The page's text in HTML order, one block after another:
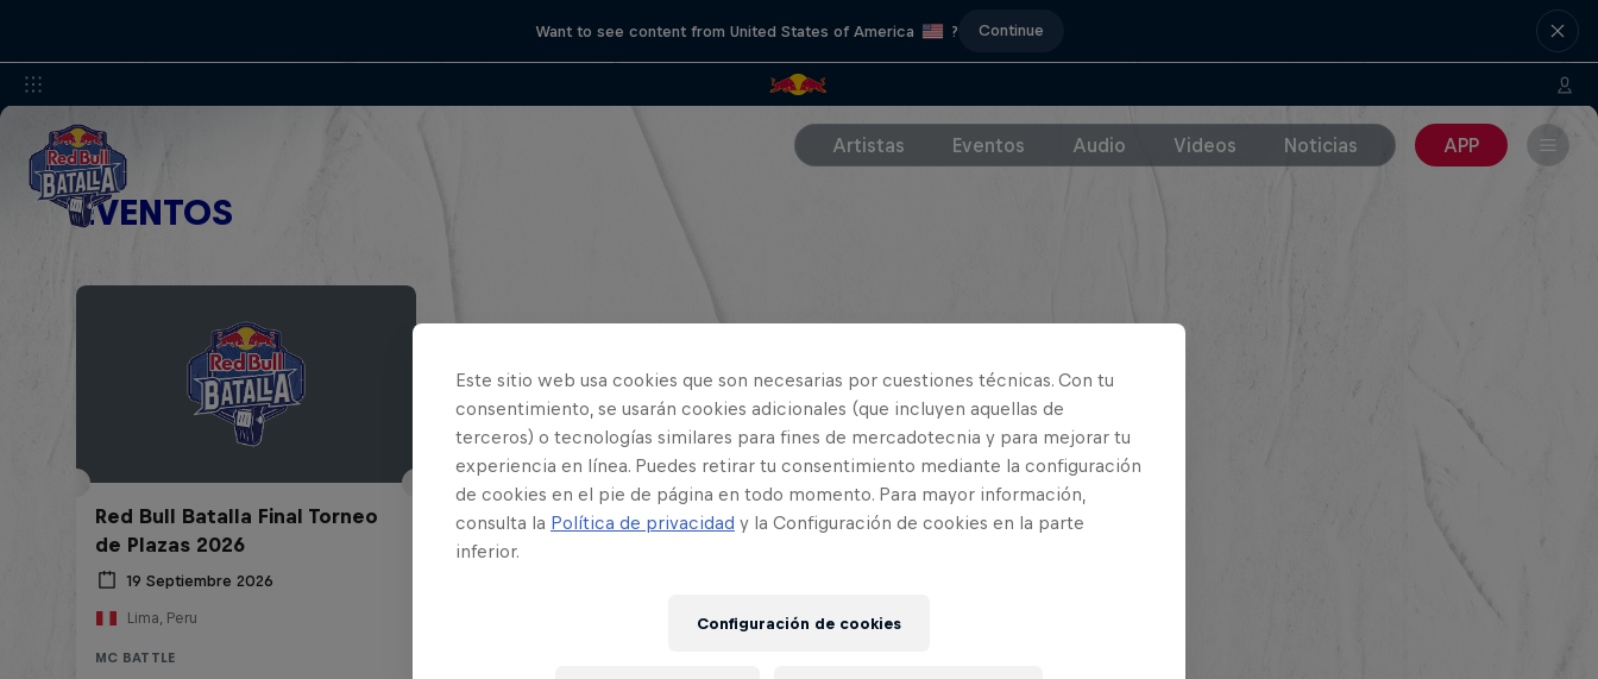
Want to see content from United States of America ? Continue
Artistas Eventos Audio Videos Noticias APP
EVENTOS
Red Bull Batalla Final Torneo
de Plazas 2026
19 Septiembre 2026
Lima, Peru
MC BATTLE
Este sitio web usa cookies que son necesarias por cuestiones técnicas. Con tu
consentimiento, se usarán cookies adicionales (que incluyen aquellas de
terceros) o tecnologías similares para fines de mercadotecnia y para mejorar tu
experiencia en línea. Puedes retirar tu consentimiento mediante la configuración
de cookies en el pie de página en todo momento. Para mayor información,
consulta la Política de privacidad y la Configuración de cookies en la parte
inferior.
Configuración de cookies